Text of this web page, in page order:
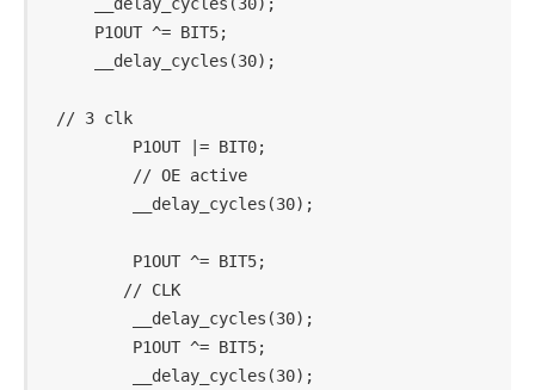
// 3 clk
        // OE active
       // CLK